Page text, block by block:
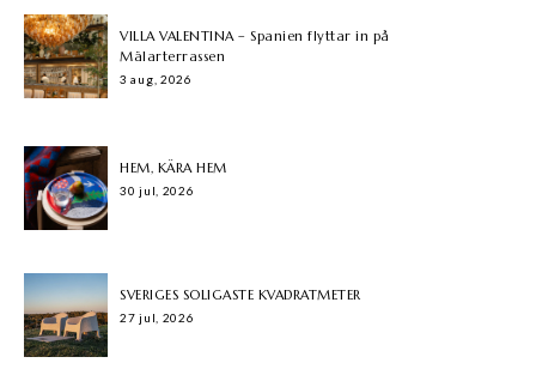
VILLA VALENTINA – Spanien flyttar in på
Mälarterrassen
3 aug, 2026
HEM, KÄRA HEM
30 jul, 2026
SVERIGES SOLIGASTE KVADRATMETER
27 jul, 2026